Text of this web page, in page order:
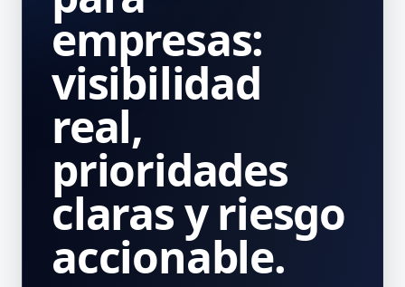
empresas:
visibilidad
real,
prioridades
claras y riesgo
accionable.